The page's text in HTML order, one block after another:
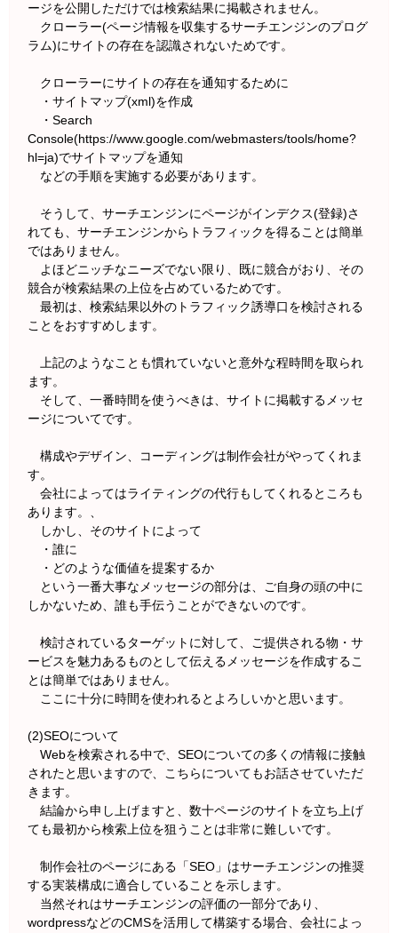
ージを公開しただけでは検索結果に掲載されません。
クローラー(ページ情報を収集するサーチエンジンのプログ
ラム)にサイトの存在を認識されないためです。
クローラーにサイトの存在を通知するために
・サイトマップ(xml)を作成
・Search
Console(https://www.google.com/webmasters/tools/home?
hl=ja)でサイトマップを通知
などの手順を実施する必要があります。
そうして、サーチエンジンにページがインデクス(登録)さ
れても、サーチエンジンからトラフィックを得ることは簡単
ではありません。
よほどニッチなニーズでない限り、既に競合がおり、その
競合が検索結果の上位を占めているためです。
最初は、検索結果以外のトラフィック誘導口を検討される
ことをおすすめします。
上記のようなことも慣れていないと意外な程時間を取られ
ます。
そして、一番時間を使うべきは、サイトに掲載するメッセ
ージについてです。
構成やデザイン、コーディングは制作会社がやってくれま
す。
会社によってはライティングの代行もしてくれるところも
あります。、
しかし、そのサイトによって
・誰に
・どのような価値を提案するか
という一番大事なメッセージの部分は、ご自身の頭の中に
しかないため、誰も手伝うことができないのです。
検討されているターゲットに対して、ご提供される物・サ
ービスを魅力あるものとして伝えるメッセージを作成するこ
とは簡単ではありません。
ここに十分に時間を使われるとよろしいかと思います。
(2)SEOについて
Webを検索される中で、SEOについての多くの情報に接触
されたと思いますので、こちらについてもお話させていただ
きます。
結論から申し上げますと、数十ページのサイトを立ち上げ
ても最初から検索上位を狙うことは非常に難しいです。
制作会社のページにある「SEO」はサーチエンジンの推奨
する実装構成に適合していることを示します。
当然それはサーチエンジンの評価の一部分であり、
wordpressなどのCMSを活用して構築する場合、会社によっ